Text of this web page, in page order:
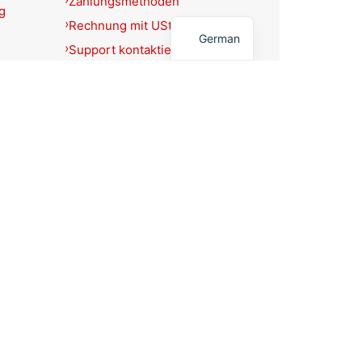
Rechnung mit USt.-Ausweis?
Support kontaktieren
German